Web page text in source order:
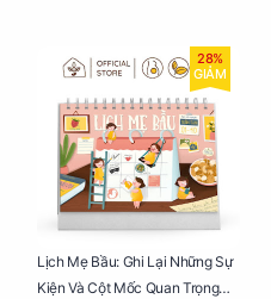
28%
GIẢM
Lịch Mẹ Bầu: Ghi Lại Những Sự
Kiện Và Cột Mốc Quan Trọng